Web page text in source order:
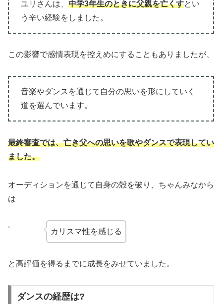
ユリさんは、 中学3年生のときに父親を亡くすとい
う辛い経験をしました。
この影響で感情表現を控えめにすることもありましたが、
音楽やダンスを通じて自分の思いを形にしていく
道を選んでいます。
最終審査では、亡き父への思いを歌やダンスで表現してい
ました。
オーディションを通じて自身の殻を破り、ちゃんみなから
は
カリスマ性を感じる
と高評価を得るまでに成長をみせていました。
ダンスの経歴は?